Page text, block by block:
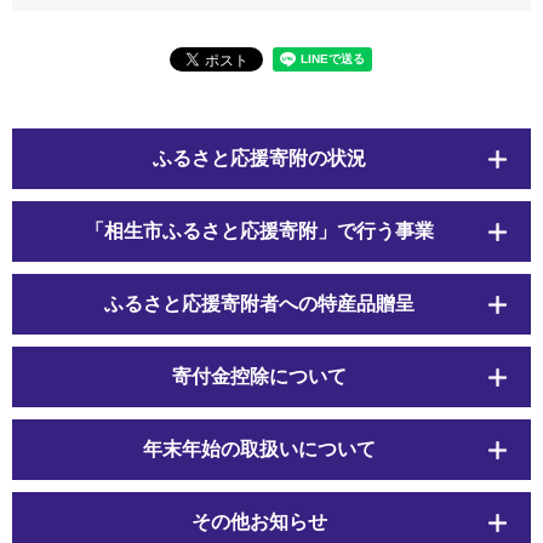
ふるさと応援寄附の状況
「相生市ふるさと応援寄附」で行う事業
ふるさと応援寄附者への特産品贈呈
寄付金控除について
年末年始の取扱いについて
その他お知らせ